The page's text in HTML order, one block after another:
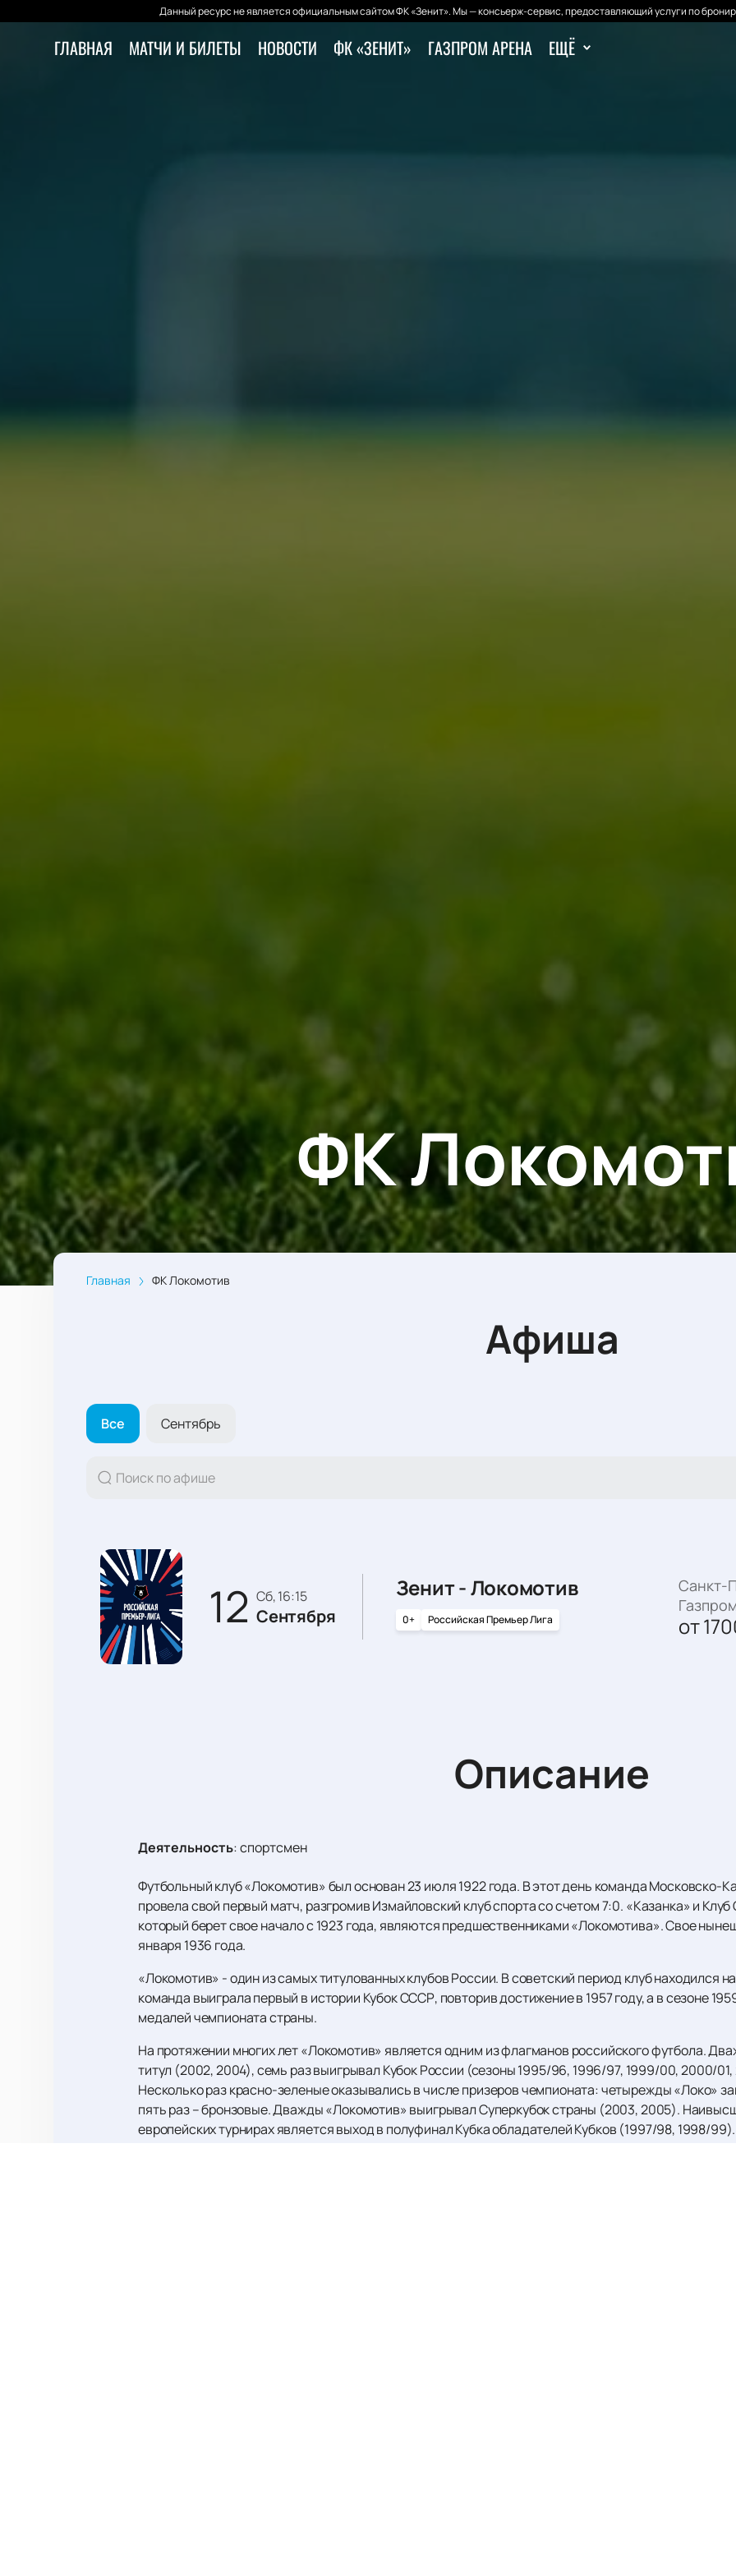
Данный ресурс не является официальным сайтом ФК «Зенит». Мы — консьерж-сервис, предоставляющий услуги по
ГЛАВНАЯ МАТЧИ И БИЛЕТЫ НОВОСТИ ФК «ЗЕНИТ» ГАЗПРОМ АРЕНА ЕЩЁ
ФК
Главная ФК Локомотив
Афиша
Все Сентябрь
12 сб, 16:15
Сентября
Зенит - Локомотив
0+ Российская Премьер Лига
Санкт-
от
Описание
Деятельность:спортсмен
Футбольный клуб «Локомотив» был основан 23 июля 1922 года. В этот день команда Московско-
провела свой первый матч, разгромив Измайловский клуб спорта со счетом 7:0. «Казанка» и
который берет свое начало с 1923 года, являются предшественниками «Локомотива». Свое
января 1936 года.
«Локомотив» - один из самых титулованных клубов России. В советский период клуб находился
команда выиграла первый в истории Кубок СССР, повторив достижение в 1957 году, а в сезоне
медалей чемпионата страны.
На протяжении многих лет «Локомотив» является одним из флагманов российского футбола.
титул (2002, 2004), семь раз выигрывал Кубок России (сезоны 1995/96, 1996/97, 1999/00, 2000/
Несколько раз красно-зеленые оказывались в числе призеров чемпионата: четырежды «Локо»
пять раз – бронзовые. Дважды «Локомотив» выигрывал Суперкубок страны (2003, 2005).
европейских турнирах является выход в полуфинал Кубка обладателей Кубков (1997/98, 1998/99).